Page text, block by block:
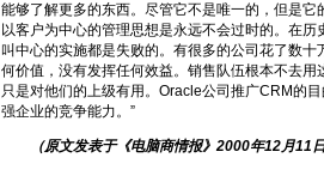
能够了解更多的东西。尽管它不是唯一的，但是
以客户为中心的管理思想是永远不会过时的。在
叫中心的实施都是失败的。有很多的公司花了数
何价值，没有发挥任何效益。销售队伍根本不去
只是对他们的上级有用。Oracle公司推广CRM的
强企业的竞争能力。”
（原文发表于《电脑商情报》2000年12月11日